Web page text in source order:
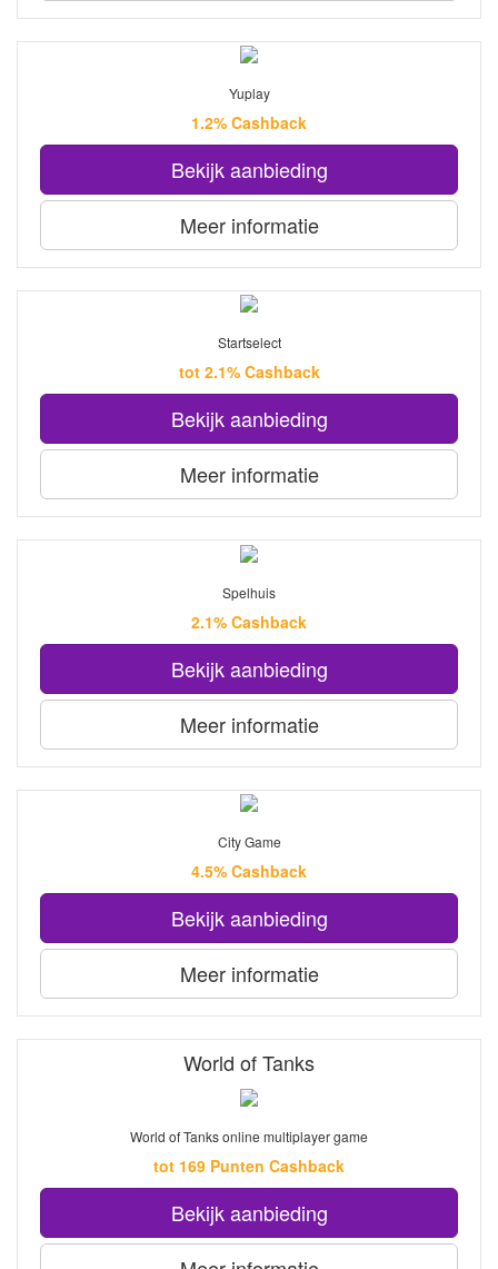
Yuplay
1.2% Cashback
Bekijk aanbieding
Meer informatie
Startselect
tot 2.1% Cashback
Bekijk aanbieding
Meer informatie
Spelhuis
2.1% Cashback
Bekijk aanbieding
Meer informatie
City Game
4.5% Cashback
Bekijk aanbieding
Meer informatie
World of Tanks
World of Tanks online multiplayer game
tot 169 Punten Cashback
Bekijk aanbieding